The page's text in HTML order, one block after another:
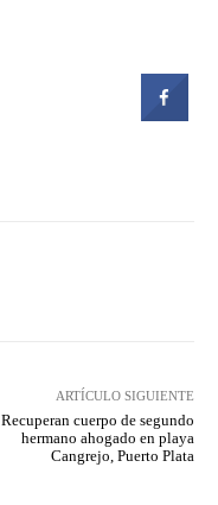
ARTÍCULO SIGUIENTE
Recuperan cuerpo de segundo
hermano ahogado en playa
Cangrejo, Puerto Plata